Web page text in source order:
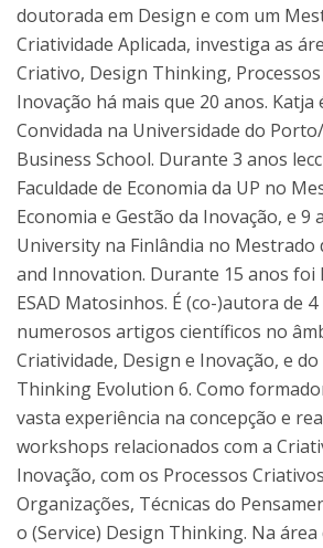
doutorada em Design e com um
Criatividade Aplicada, investiga as
Criativo, Design Thinking,
Inovação há mais que 20 anos. Katja
Convidada na Universidade do
Business School. Durante 3 anos
Faculdade de Economia da UP no
Economia e Gestão da Inovação, e 9
University na Finlândia no Mestrado
and Innovation. Durante 15 anos foi
ESAD Matosinhos. É (co-)autora de
numerosos artigos científicos no
Criatividade, Design e Inovação, e
Thinking Evolution 6. Como
vasta experiência na concepção e
workshops relacionados com a
Inovação, com os Processos
Organizações, Técnicas do
o (Service) Design Thinking. Na